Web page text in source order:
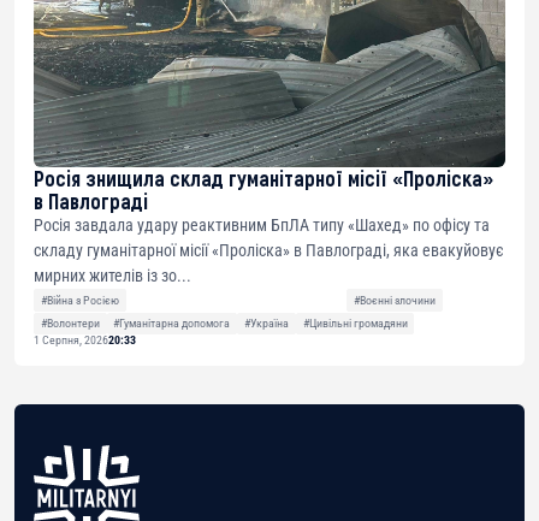
Росія знищила склад гуманітарної місії «Проліска»
в Павлограді
Росія завдала удару реактивним БпЛА типу «Шахед» по офісу та
складу гуманітарної місії «Проліска» в Павлограді, яка евакуйовує
мирних жителів із зо...
#Війна з Росією
#Воєнні злочини
#Волонтери
#Гуманітарна допомога #Україна
#Цивільні громадяни
1 Серпня, 202620:33